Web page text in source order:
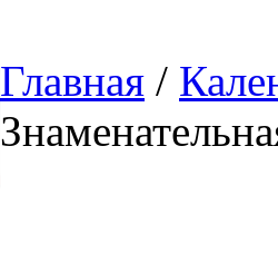
Главная /